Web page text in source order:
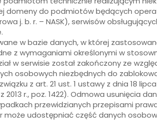
domeny do podmiotów będących
j. b. r. – NASK), serwisów
w bazie danych, w której
z wymaganiami określonymi w
w serwisie został zakończony ze
osobowych niezbędnych do
z art. 21 ust. 1 ustawy z dnia 18
2013 r., poz. 1422). Odmowa usunięcia
przewidzianych przepisami
udostępniać część danych